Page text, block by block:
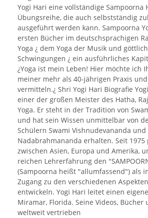
Yogi Hari eine vollständige Sampoorna
Übungsreihe, die auch selbstständig
ausgeführt werden kann. Sampoorna
ersten Bücher im deutschsprachigen
Yoga ¿ dem Yoga der Musik und
Schwingungen ¿ ein ausführliches
¿Yoga ist mein Leben! Hier möchte ich
meiner mehr als 40-jährigen Praxis
vermitteln.¿ Shri Yogi Hari Biografie
einer der großen Meister des Hatha,
Yoga. Er steht in der Tradition von
und hat sein Wissen unmittelbar von
Schülern Swami Vishnudevananda und
Nadabrahmananda erhalten. Seit
zwischen Asien, Europa und Amerika,
reichen Lehrerfahrung den
(Sampoorna heißt "allumfassend") als
Zugang zu den verschiedenen
entwickeln. Yogi Hari leitet einen
Miramar, Florida. Seine Videos, Bücher
weltweit vertrieben